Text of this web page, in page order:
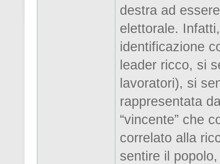
destra ad
elettorale.
identificazione
leader ricco, si
lavoratori), si
rappresentata
“vincente” che
correlato alla
sentire il